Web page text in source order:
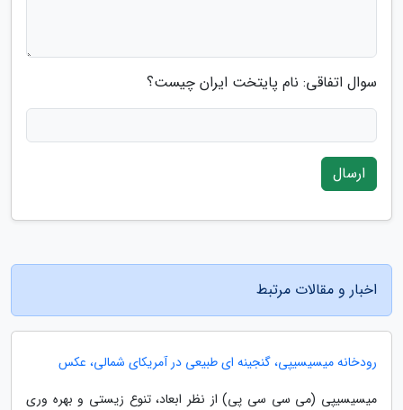
سوال اتفاقی: نام پایتخت ایران چیست؟
ارسال
اخبار و مقالات مرتبط
رودخانه میسیسیپی، گنجینه ای طبیعی در آمریکای شمالی، عکس
میسیسیپی (می سی سی پی) از نظر ابعاد، تنوع زیستی و بهره وری